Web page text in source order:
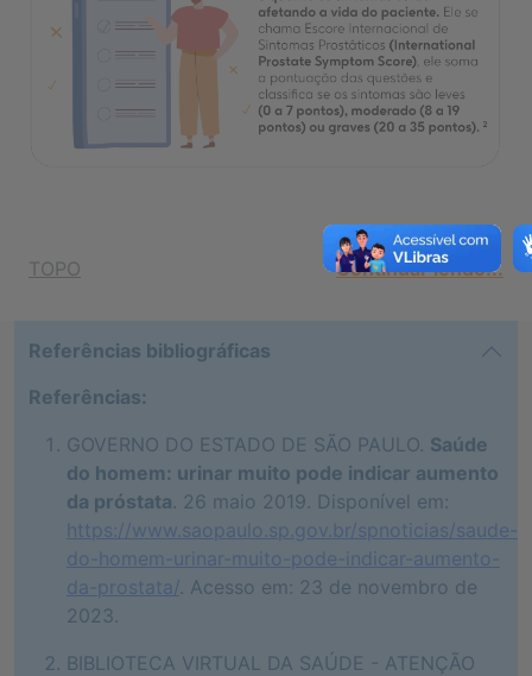
TOPO Continuar lendo...
Referências bibliográficas
Referências:
GOVERNO DO ESTADO DE SÃO PAULO. Saúde
do homem: urinar muito pode indicar aumento
da próstata. 26 maio 2019. Disponível em:
https://www.saopaulo.sp.gov.br/spnoticias/saude-
do-homem-urinar-muito-pode-indicar-aumento-
da-prostata/. Acesso em: 23 de novembro de
2023.
BIBLIOTECA VIRTUAL DA SAÚDE - ATENÇÃO